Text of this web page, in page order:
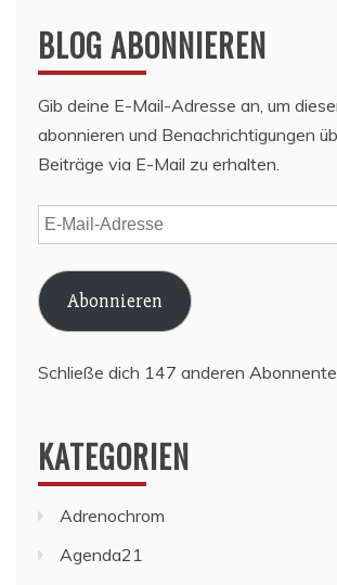
BLOG ABONNIEREN
Gib deine E-Mail-Adresse an, um
abonnieren und Benachrichtigungen
Beiträge via E-Mail zu erhalten.
E-
Mail-
Adresse
Abonnieren
Schließe dich 147 anderen
KATEGORIEN
Adrenochrom
Agenda21